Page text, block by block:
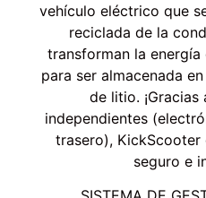
vehículo eléctrico que
reciclada de la
transforman la
para ser almacenada
de litio.
independientes
trasero),
seguro e